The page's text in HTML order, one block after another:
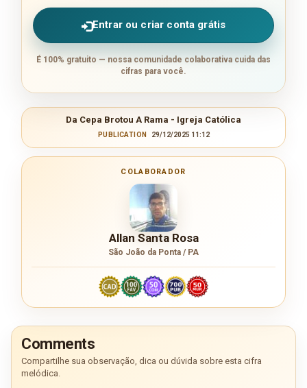
Entrar ou criar conta grátis
É 100% gratuito — nossa comunidade colaborativa cuida das
cifras para você.
Da Cepa Brotou A Rama - Igreja Católica
PUBLICATION 29/12/2025 11:12
COLABORADOR
Allan Santa Rosa
São João da Ponta / PA
Comments
Compartilhe sua observação, dica ou dúvida sobre esta cifra
melódica.